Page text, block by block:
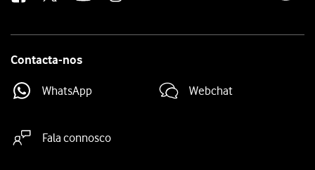
Contacta-nos
WhatsApp Webchat
Fala connosco